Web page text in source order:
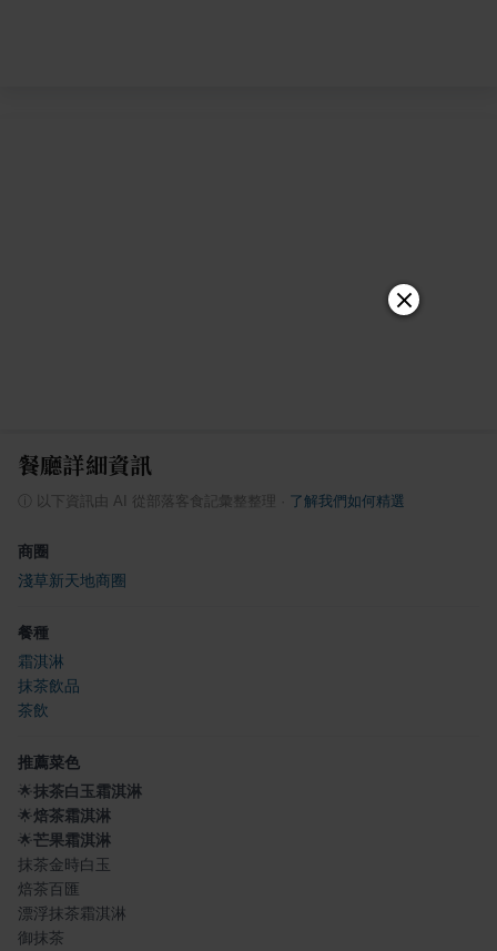
餐廳詳細資訊
以下資訊由 AI 從部落客食記彙整整理 了解我們如何精選
商圈
淺草新天地商圈
餐種
霜淇淋
抹茶飲品
茶飲
推薦菜色
🌟抹茶白玉霜淇淋
🌟焙茶霜淇淋
🌟芒果霜淇淋
抹茶金時白玉
焙茶百匯
漂浮抹茶霜淇淋
御抹茶